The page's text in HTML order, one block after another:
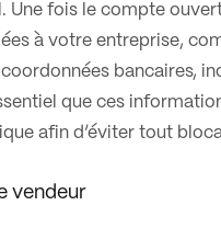
Une fois le compte
à votre entreprise,
bancaires,
que ces
afin d’éviter tout
vendeur